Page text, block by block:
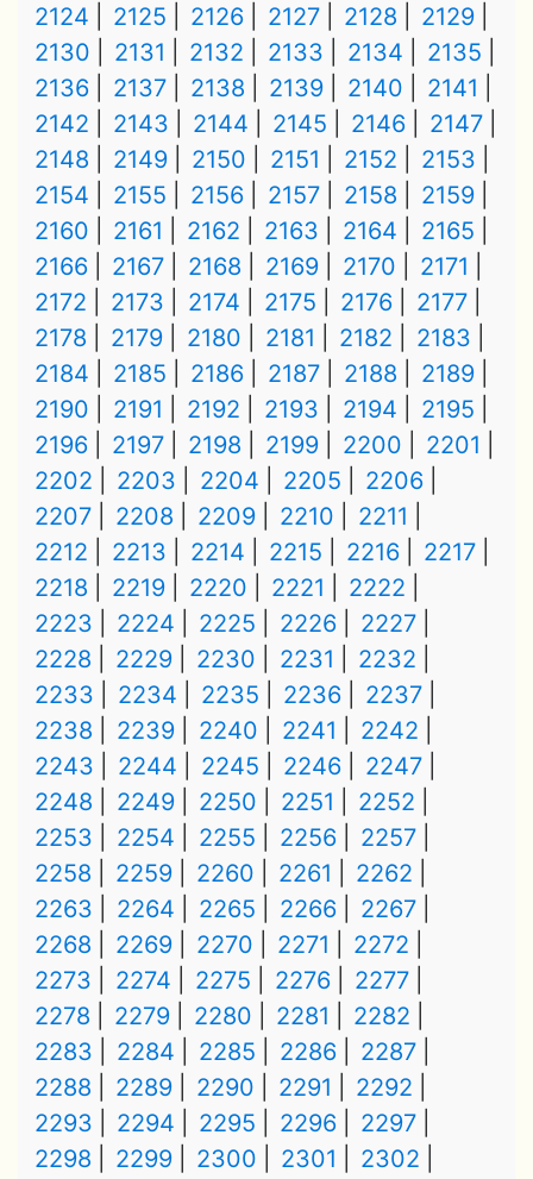
2124 2125 2126 2127 2128
2129
2130
2131 2132 2133 2134
2135
2136
2137 2138 2139 2140
2141
2142
2143 2144 2145 2146
2147
2148
2149 2150 2151 2152
2153
2154
2155 2156 2157 2158
2159
2160
2161 2162 2163 2164
2165
2166
2167 2168 2169 2170
2171
2172
2173 2174 2175 2176
2177
2178
2179 2180 2181 2182
2183
2184
2185 2186 2187 2188
2189
2190
2191 2192 2193 2194
2195
2196
2197 2198 2199 2200
2201
2202
2203 2204 2205
2206
2207
2208 2209 2210
2211
2212
2213 2214 2215 2216
2217
2218
2219 2220 2221
2222
2223
2224 2225 2226
2227
2228
2229 2230 2231
2232
2233
2234 2235 2236
2237
2238
2239 2240 2241
2242
2243
2244 2245 2246
2247
2248
2249 2250 2251
2252
2253
2254 2255 2256
2257
2258
2259 2260 2261
2262
2263
2264 2265 2266
2267
2268
2269 2270 2271
2272
2273
2274 2275 2276
2277
2278
2279 2280 2281
2282
2283
2284 2285 2286
2287
2288
2289 2290 2291
2292
2293
2294 2295 2296
2297
2298
2299 2300 2301
2302